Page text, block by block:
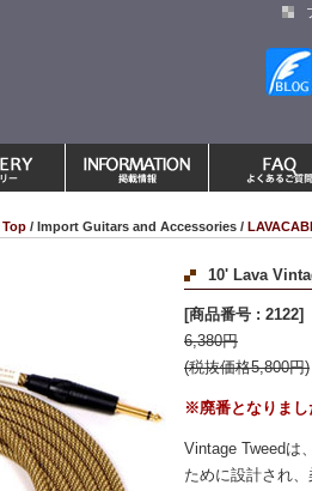
/ Import Guitars and Accessories /
10' Lava
[商品番号 : 2122]
6,380円
(税抜価格5,800円)
※廃番となりまし
Vintage Tweedは
ために設計され